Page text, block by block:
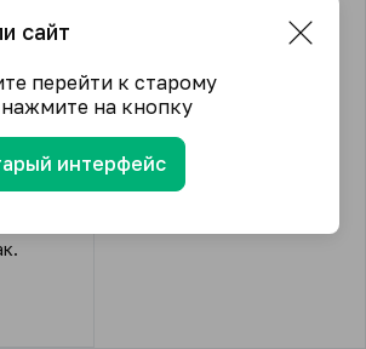
упаковка
мм*100 м
Нейлон
сайт
перейти к старому
на кнопку
интерфейс